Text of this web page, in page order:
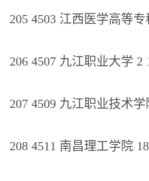
205 4503 江西医学高等专
206 4507 九江职业大学 2
207 4509 九江职业技术学
208 4511 南昌理工学院